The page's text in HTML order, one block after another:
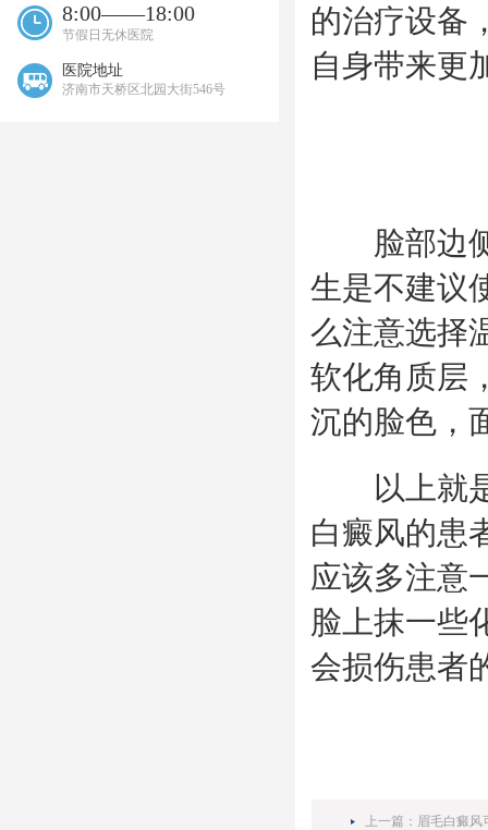
8:00——18:00
节假日无休医院
医院地址
济南市天桥区北园大街546号
的治疗设备
自身带来更
脸部边侧
生是不建议
么注意选择
软化角质层
沉的脸色，
以上就是
白癜风的患
应该多注意
脸上抹一些
会损伤患者
上一篇： 眉毛白癜风